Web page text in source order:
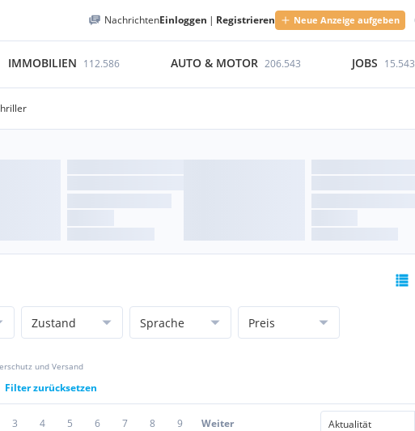
NachrichtenEinloggen | Registrieren Neue Anzeige aufgeben
IMMOBILIEN 112.586 AUTO & MOTOR 206.543 JOBS 15.543
Zustand Sprache Preis
und Versand
Filter zurücksetzen
3 4 5 6 7 8 9 Weiter